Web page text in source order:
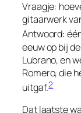
Vraagje:
gitaarwerk
Antwoord:
eeuw op bij
Lubrano, en
Romero, die
uitgaf.2
Dat laatste